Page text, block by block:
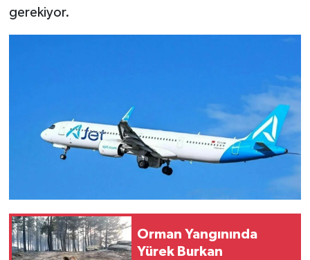
gerekiyor.
Orman Yangınında
Yürek Burkan